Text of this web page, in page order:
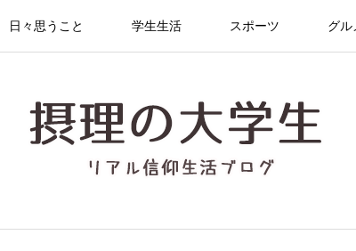
日々思うこと 学生生活 スポーツ グル